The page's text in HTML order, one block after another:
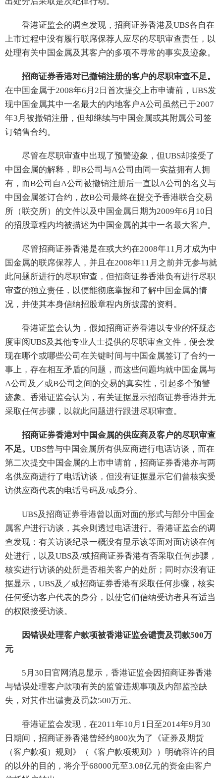
香港证监会的调查发现，招商证券香港及UBS各自在
上市过程中没有履行联席保荐人应尽的尽职审查责任，以
处理有关中国金属及其客户的多项不寻常的事实及迹象。
招商证券香港对已撤销注册的客户的尽职审查不足。
在中国金属于2008年6月2日首次提交上市申请前，UBS发
现中国金属其中一名最大的内地客户A公司虽然已于2007
年3月被撤销注册，但却继续与中国金属或其附属公司签
订销售合约。
尽管在尽职审查中出现了预警迹象，但UBS却接受了
中国金属的解释，即B公司与A公司由同一实益拥有人拥
有，而B公司自A公司被撤销注册后一直以A公司的名义与
中国金属签订合约，故B公司最终在提交予香港联合交易
所（联交所）的文件以及中国金属日期为2009年6月10日
的招股章程内均被描述为中国金属的其中一名最大客户。
尽管招商证券香港是在或大约在2008年11月才成为中
国金属的联席保荐人，并且在2008年11月之前并无参与就
此问题所进行的尽职审查，但招商证券香港负有进行尽职
审查的独立责任，以便能彻底掌握和了解中国金属的情
况，并使其本身信纳招股章程内所披露的资料。
香港证监会认为，假如招商证券香港以专业的怀疑态
度审阅UBS及其他专业人士提供的尽职审查文件，便会发
现在哪个或哪些公司在关键时间与中国金属签订了合约一
事上，存在相互矛盾的问题，而这些问题均就中国金属与
A公司及／或B公司之间的交易的真实性，引起多个预警
迹象。香港证监会认为，有关证据显示招商证券香港并无
采取任何步骤，以就此问题进行跟进尽职审查。
招商证券香港对中国金属的供应商及客户的尽职审查
不足。 UBS曾与中国金属所有供应商进行电话访谈，而在
第二次提交中国金属的上市申请前，招商证券香港亦与两
名供应商进行了电话访谈，但没有证据显示它们曾核实受
访供应商代表的电话号码及/或身分。
UBS及招商证券香港曾以面对面的形式与部分中国金
属客户进行访谈，其余则透过电话进行。香港证监会的调
查发现：有关访谈纪录一概没有显示该等面对面访谈在何
处进行，以及UBS及/或招商证券香港有否采取任何步骤，
核实进行访谈的处所是否相关客户的处所；同时亦没有证
据显示，UBS及／或招商证券香港有采取任何步骤，核实
任何受访客户代表的身分，以使它们信纳受访者具有适当
的权限接受访谈。
因错误处理客户款项被香港证监会谴责及罚款500万
元
5月30日官网消息显示，香港证监会因招商证券香港
与错误处理客户款项有关的监管违规事项及内部监控缺
失，对其作出谴责及罚款500万元。
香港证监会发现，在2011年10月1日至2014年9月30
日期间，招商证券香港曾经约800次为了《证券及期货
（客户款项）规则》（《客户款项规则》）明确容许的目
的以外的目的，将介乎68000元至3.08亿元的资金由客户